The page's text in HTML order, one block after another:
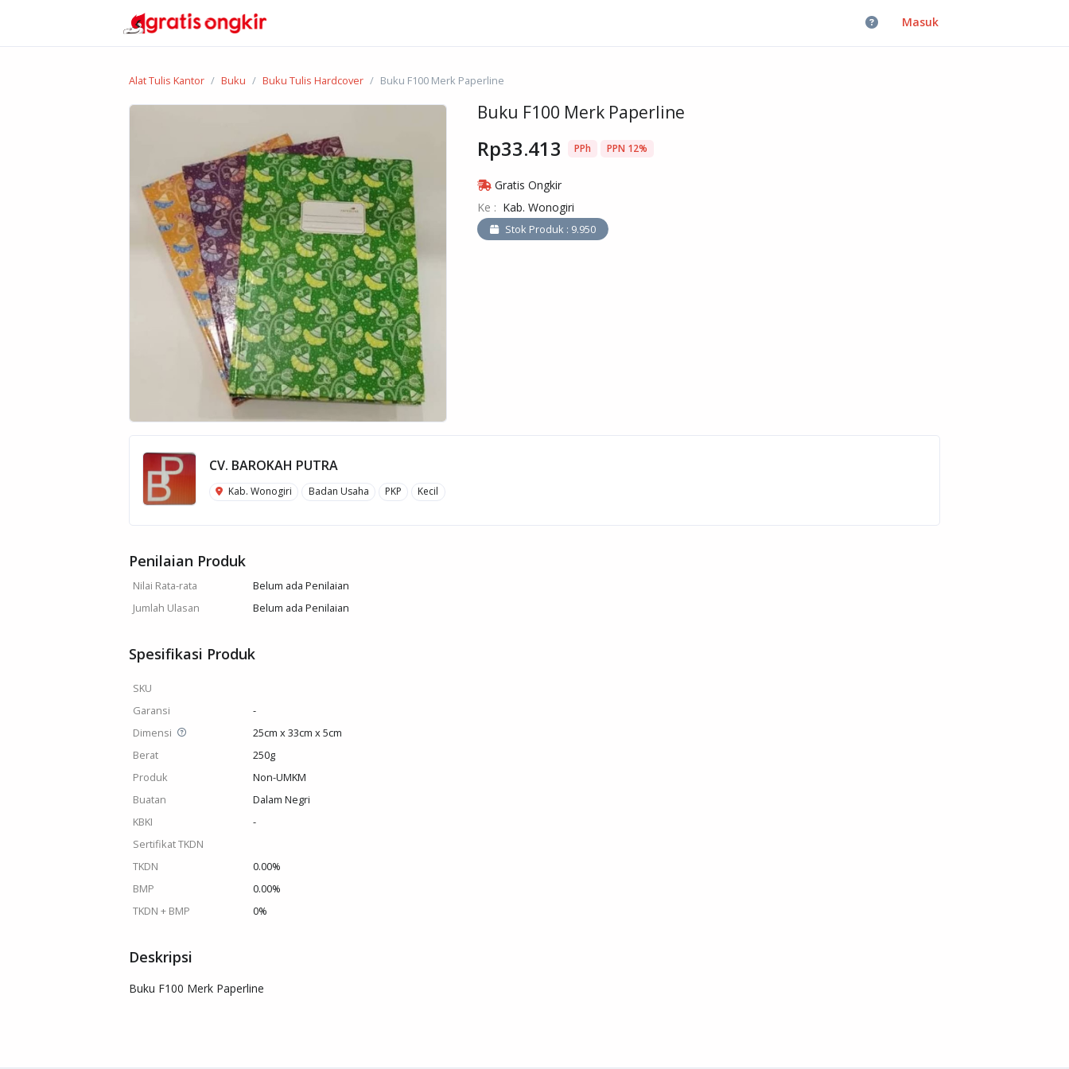
Masuk
Alat Tulis Kantor Buku Buku Tulis Hardcover Buku F100 Merk Paperline
Buku F100 Merk Paperline
Rp33.413 PPh PPN 12%
Gratis Ongkir
Ke : Kab. Wonogiri
Stok Produk : 9.950
CV. BAROKAH PUTRA
Kab. Wonogiri Badan Usaha PKP Kecil
Penilaian Produk
Nilai Rata-rata
Belum ada Penilaian
Jumlah Ulasan
Belum ada Penilaian
Spesifikasi Produk
SKU
Garansi
-
Dimensi
25cm x 33cm x 5cm
Berat
250g
Produk
Non-UMKM
Buatan
Dalam Negri
KBKI
-
Sertifikat TKDN
TKDN
0.00%
BMP
0.00%
TKDN + BMP
0%
Deskripsi
Buku F100 Merk Paperline